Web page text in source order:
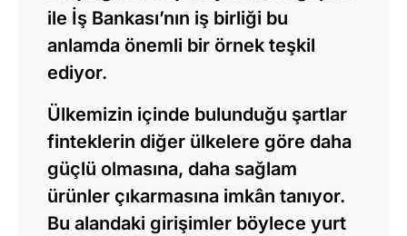
ile İş Bankası’nın iş birliği bu
anlamda önemli bir örnek teşkil
ediyor.
Ülkemizin içinde bulunduğu şartlar
finteklerin diğer ülkelere göre daha
güçlü olmasına, daha sağlam
ürünler çıkarmasına imkân tanıyor.
Bu alandaki girişimler böylece yurt